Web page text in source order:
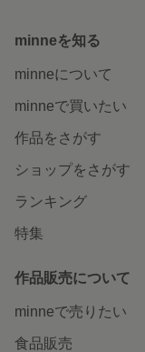
minneを知る
minneについて
minneで買いたい
作品をさがす
ショップをさがす
ランキング
特集
作品販売について
minneで売りたい
食品販売